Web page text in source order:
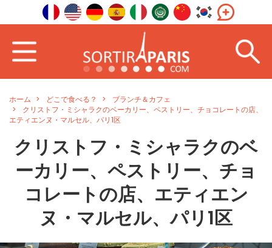
ホーム どこで食べる？
ブランチ＆カフェ
クリストフ・ミシャラクのベーカリー、ペストリー、チョコレートの店、
エティエンヌ・マルセル、パリ1区
クリストフ・ミシャラクのベ
ーカリー、ペストリー、チョ
コレートの店、エティエン
ヌ・マルセル、パリ1区